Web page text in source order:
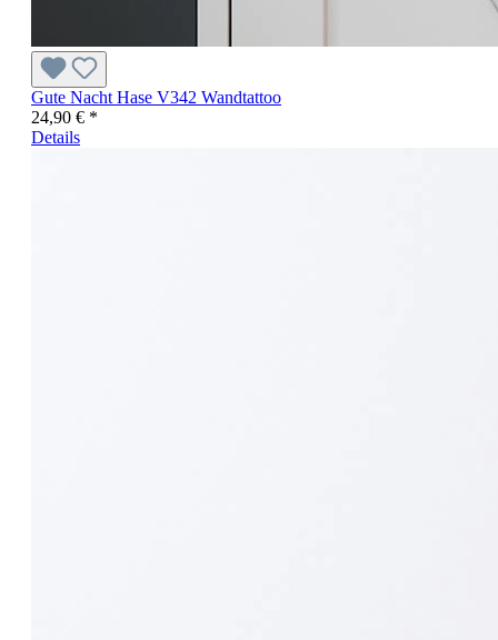
Gute Nacht Hase V342 Wandtattoo
24,90 € *
Details